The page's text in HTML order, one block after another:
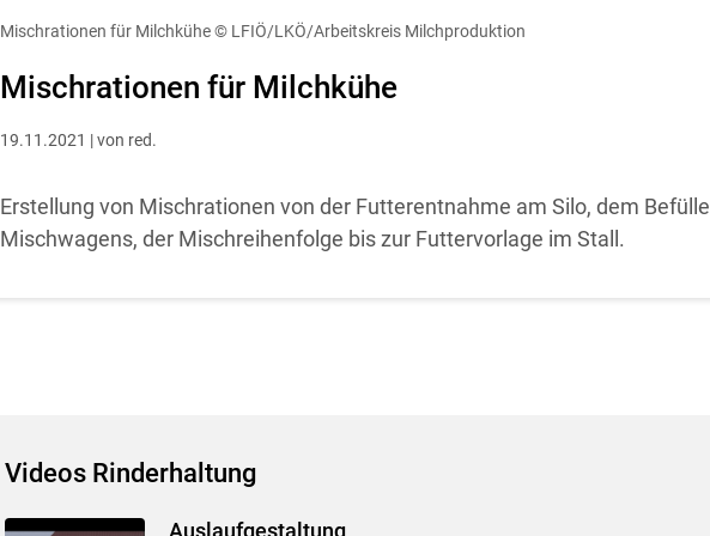
Mischrationen für Milchkühe© LFIÖ/LKÖ/Arbeitskreis Milchproduktion
Mischrationen für Milchkühe
19.11.2021 | von red.
Erstellung von Mischrationen von der Futterentnahme am Silo, dem
Mischwagens, der Mischreihenfolge bis zur Futtervorlage im Stall.
Videos Rinderhaltung
Auslaufgestaltung